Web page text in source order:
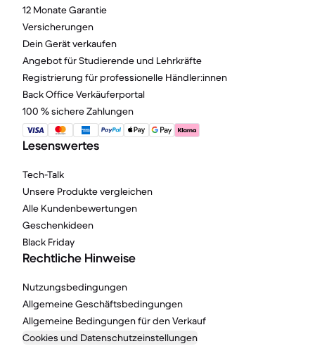
12 Monate Garantie
Versicherungen
Dein Gerät verkaufen
Angebot für Studierende und Lehrkräfte
Registrierung für professionelle Händler:innen
Back Office Verkäuferportal
100 % sichere Zahlungen
Lesenswertes
Tech-Talk
Unsere Produkte vergleichen
Alle Kundenbewertungen
Geschenkideen
Black Friday
Rechtliche Hinweise
Nutzungsbedingungen
Allgemeine Geschäftsbedingungen
Allgemeine Bedingungen für den Verkauf
Cookies und Datenschutzeinstellungen